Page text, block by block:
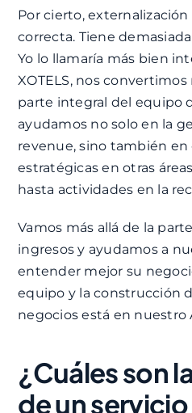
Por cierto,
correcta. Tiene
Yo lo llamaría más bien
XOTELS, nos
parte integral del equipo
ayudamos no solo en la
revenue, sino también en
estratégicas en otras
hasta actividades en la
Vamos más allá de la
ingresos y ayudamos a
entender mejor su
equipo y la construcción
negocios está en nuestro
¿Cuáles son
de un